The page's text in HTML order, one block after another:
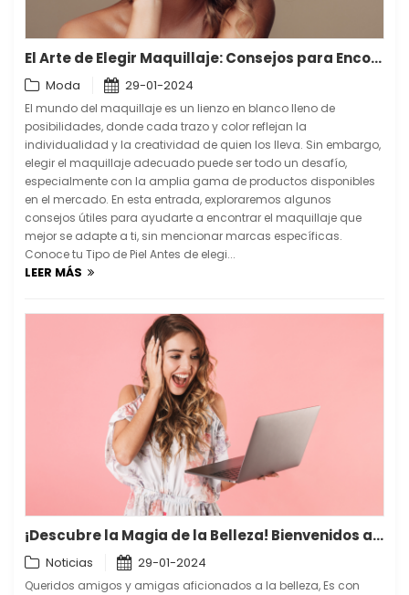
El Arte de Elegir Maquillaje: Consejos para Encontrar tu Estilo Único
Moda 29-01-2024
El mundo del maquillaje es un lienzo en blanco lleno de
posibilidades, donde cada trazo y color reflejan la
individualidad y la creatividad de quien los lleva. Sin embargo,
elegir el maquillaje adecuado puede ser todo un desafío,
especialmente con la amplia gama de productos disponibles
en el mercado. En esta entrada, exploraremos algunos
consejos útiles para ayudarte a encontrar el maquillaje que
mejor se adapte a ti, sin mencionar marcas específicas.
Conoce tu Tipo de Piel Antes de elegi...
LEER MÁS
¡Descubre la Magia de la Belleza! Bienvenidos a Nuestra Tienda Online
Noticias 29-01-2024
Queridos amigos y amigas aficionados a la belleza, Es con